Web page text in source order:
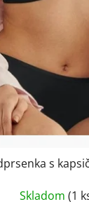
s
Skladom (1